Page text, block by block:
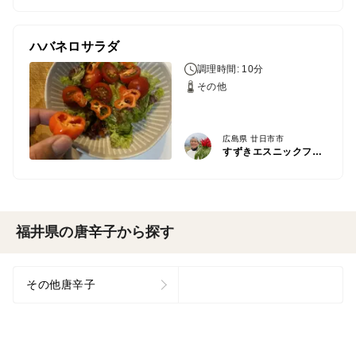
ハバネロサラダ
調理時間: 10分
その他
広島県 廿日市市
すずきエスニックファーム
福井県の唐辛子から探す
その他唐辛子